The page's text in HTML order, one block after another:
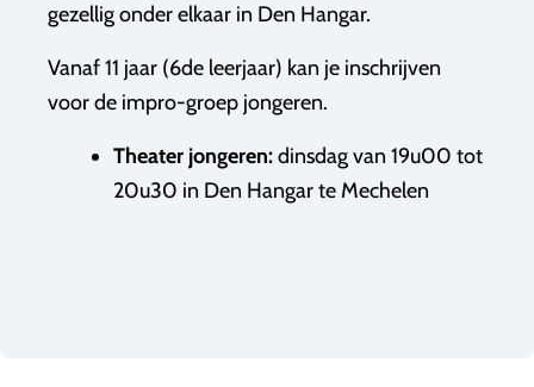
gezellig onder elkaar in Den Hangar.
Vanaf 11 jaar (6de leerjaar) kan je inschrijven
voor de impro-groep jongeren.
Theater jongeren:dinsdag van 19u00 tot
20u30 in Den Hangar te Mechelen